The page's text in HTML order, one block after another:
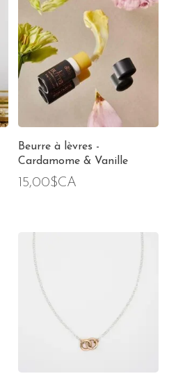
Beurre à lèvres -
Cardamome & Vanille
15,00$CA